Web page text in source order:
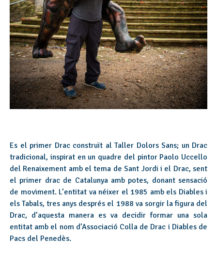
Es el primer Drac construït al Taller Dolors Sans; un Drac
tradicional, inspirat en un quadre del pintor Paolo Uccello
del Renaixement amb el tema de Sant Jordi i el Drac, sent
el primer drac de Catalunya amb potes, donant sensació
de moviment. L’entitat va néixer el 1985 amb els Diables i
els Tabals, tres anys després el 1988 va sorgir la figura del
Drac, d’aquesta manera es va decidir formar una sola
entitat amb el nom d’Associació Colla de Drac i Diables de
Pacs del Penedès.